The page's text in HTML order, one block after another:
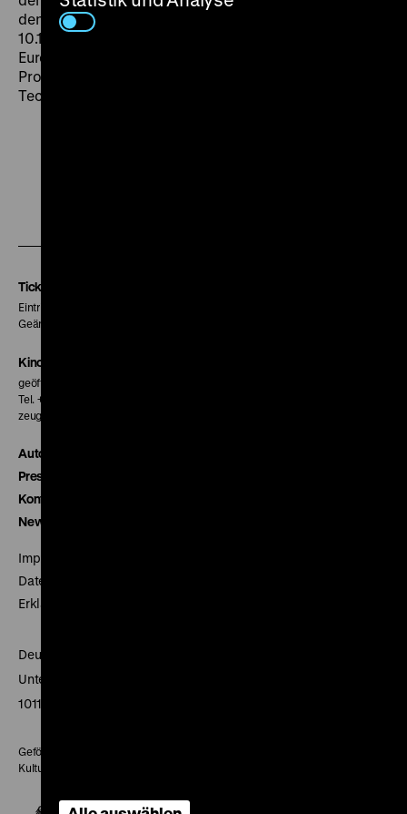
den Film zu sprengen droht.“ (
10.1.1953).
Europa gedreht wurde, war Siodmaks letzte Hollywood
Produktion. Wir zeigen eine zeitgenössische
Technicolor-Verleihkopie. (fl)
Tickets
Eintritt 5 €
Geänderte Preise sind im Programm vermerkt.
Kinokasse
geöffnet 30 Minuten vor Beginn der ersten Vorstellung
Tel. + 49 30 20304-770
zeughauskino@dhm.de
Autor*innen
Presse
Kontakt
Newsletter
Impressum
Datenschutz
Erklärung digitale Barrierefreiheit
Deutsches Historisches Museum
Unter den Linden 2
10117 Berlin
Gefördert mit Mitteln des Beauftragten der Bundesregierung für
Kultur und Medien